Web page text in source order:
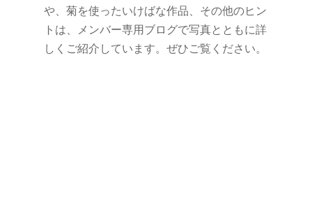
や、菊を使ったいけばな作品、その他のヒン
トは、メンバー専用ブログで写真とともに詳
しくご紹介しています。ぜひご覧ください。